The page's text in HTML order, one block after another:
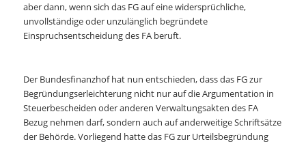
aber dann, wenn sich das FG auf eine widersprüchliche,
unvollständige oder unzulänglich begründete
Einspruchsentscheidung des FA beruft.
Der Bundesfinanzhof hat nun entschieden, dass das FG zur
Begründungserleichterung nicht nur auf die Argumentation in
Steuerbescheiden oder anderen Verwaltungsakten des FA
Bezug nehmen darf, sondern auch auf anderweitige Schriftsätze
der Behörde. Vorliegend hatte das FG zur Urteilsbegründung